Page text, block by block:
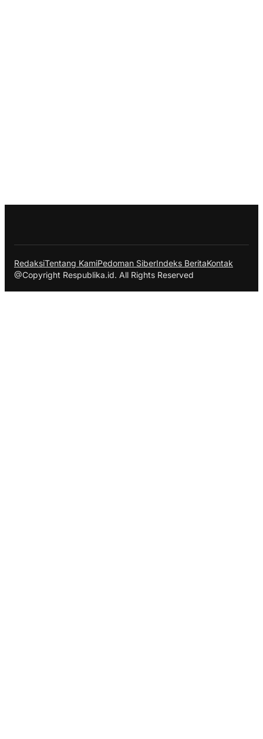
RedaksiTentang KamiPedoman SiberIndeks BeritaKontak
@Copyright Respublika.id. All Rights Reserved